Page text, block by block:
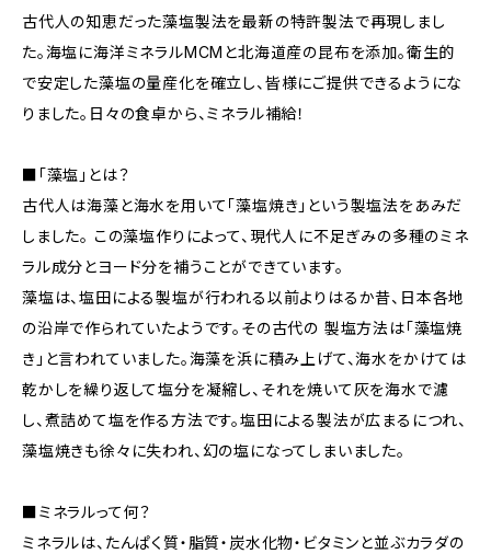
古代人の知恵だった藻塩製法を最新の特許製法で再現しまし
た。海塩に海洋ミネラルMCMと北海道産の昆布を添加。衛生的
で安定した藻塩の量産化を確立し、皆様にご提供できるようにな
りました。日々の食卓から、ミネラル補給！
■「藻塩」とは？
古代人は海藻と海水を用いて「藻塩焼き」という製塩法をあみだ
しました。 この藻塩作りによって、現代人に不足ぎみの多種のミネ
ラル成分とヨード分を補うことができています。
藻塩は、塩田による製塩が行われる以前よりはるか昔、日本各地
の沿岸で作られていたようです。その古代の 製塩方法は「藻塩焼
き」と言われていました。海藻を浜に積み上げて、海水をかけては
乾かしを繰り返して塩分を凝縮し、それを焼いて灰を海水で濾
し、煮詰めて塩を作る方法です。塩田による製法が広まるにつれ、
藻塩焼きも徐々に失われ、幻の塩になってしまいました。
■ミネラルって何？
ミネラルは、たんぱく質・脂質・炭水化物・ビタミンと並ぶカラダの